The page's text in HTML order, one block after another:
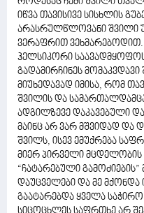
იწვა თავისივე სისხლის
არასრულწლოვანი შვილი
ვერაფრით ვეხმარებოდით.
ჰელსიკორი
გადამირჩინეს მომაკვდავი
მიუხედავად იმისა, რომ
შვილის და
ადგილზევე დაკავებული
მაინც არ ვარ მშვიდად და
შვილს, ისევ ემუქრება
მიერ პირველი მცდელობის
“ჩატარებული
დაუცველები და მე
გაატარებდა ყველა